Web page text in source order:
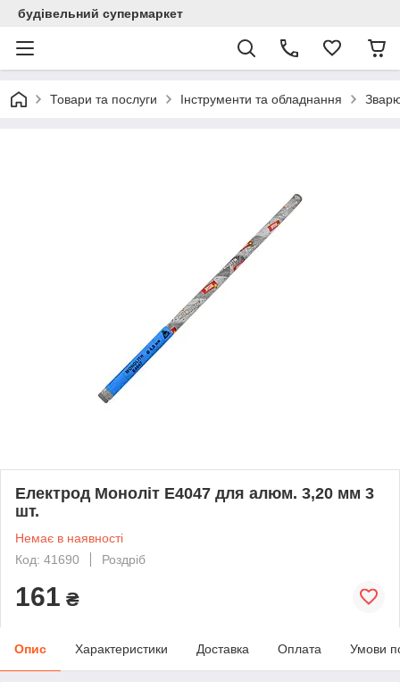
будівельний супермаркет
Товари та послуги Інструменти та обладнання
Електрод Моноліт Е4047 для алюм. 3,20 мм 3
шт.
Немає в наявності
Код: 41690
Роздріб
161 ₴
Опис Характеристики Доставка Оплата Умови